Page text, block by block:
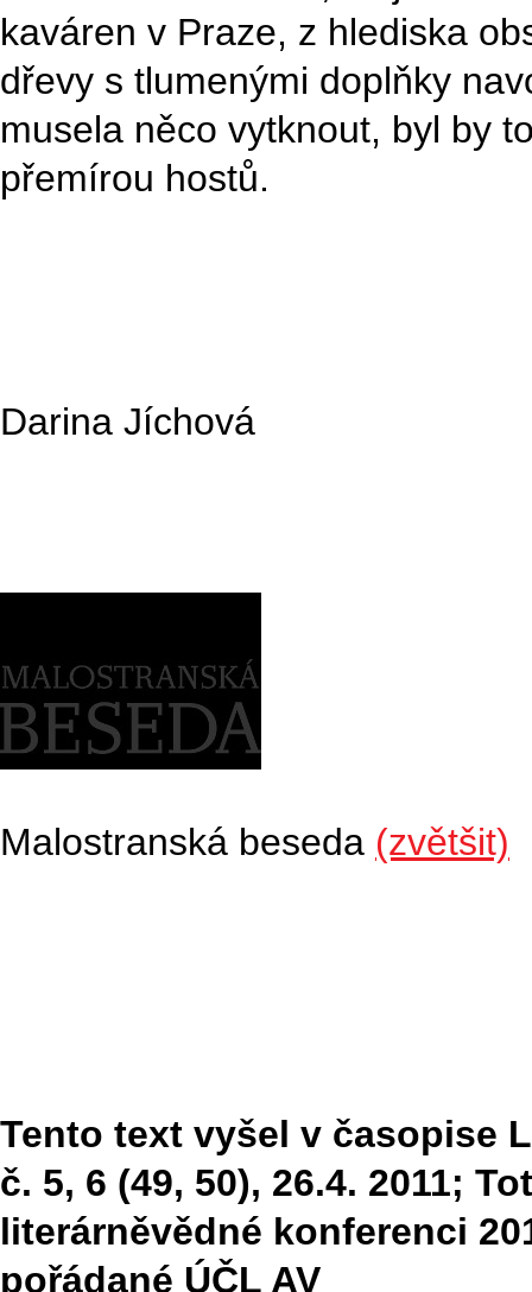
kaváren v Praze, z hlediska
dřevy s tlumenými doplňky
musela něco vytknout, byl by
přemírou hostů.
Darina Jíchová
Malostranská beseda (zvětšit)
Tento text vyšel v časopise
č. 5, 6 (49, 50), 26.4. 2011;
literárněvědné konferenci
pořádané ÚČL AV